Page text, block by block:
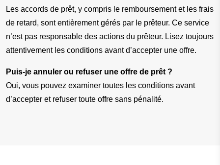
Les accords de prêt, y compris le remboursement et les frais
de retard, sont entièrement gérés par le prêteur. Ce service
n’est pas responsable des actions du prêteur. Lisez toujours
attentivement les conditions avant d’accepter une offre.
Puis-je annuler ou refuser une offre de prêt ?
Oui, vous pouvez examiner toutes les conditions avant
d’accepter et refuser toute offre sans pénalité.